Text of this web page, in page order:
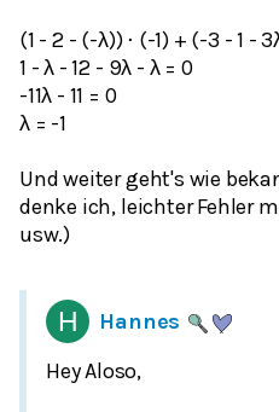
(1 - 2 - (-λ)) ⋅ (-1) + (-3 - 1 -
1 - λ - 12 - 9λ - λ = 0
-11λ - 11 = 0
λ = -1
Und weiter geht's wie
denke ich, leichter Fehler
usw.)
Hannes
Hey Aloso,